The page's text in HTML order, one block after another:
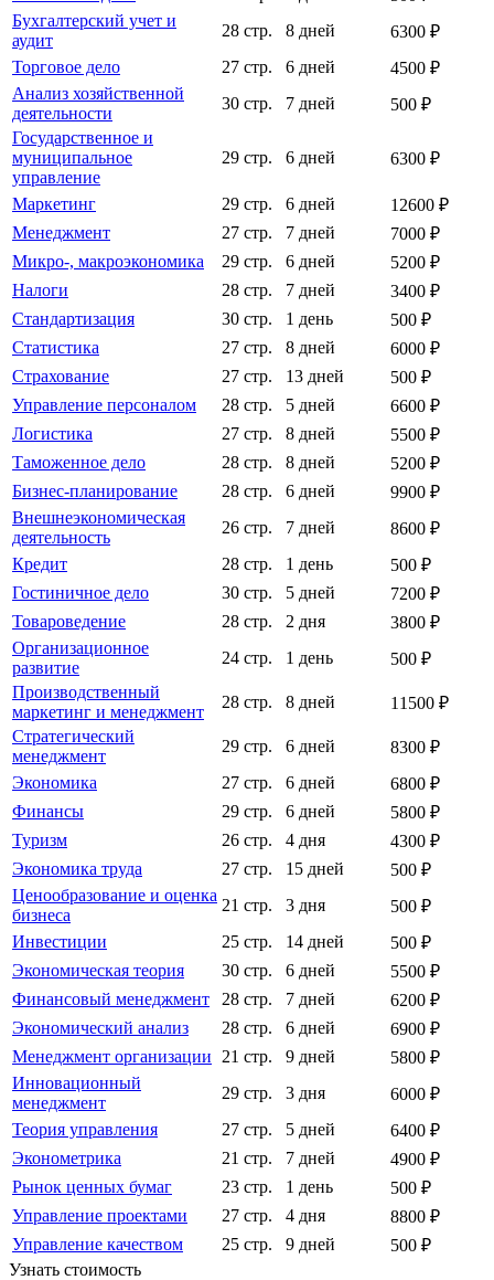
Бухгалтерский учет и
аудит
28 стр. 8 дней
6300 ₽
Торговое дело
27 стр. 6 дней
4500 ₽
Анализ хозяйственной
деятельности
30 стр. 7 дней
500 ₽
Государственное и
муниципальное
управление
29 стр. 6 дней 6300 ₽
Маркетинг 29 стр. 6 дней
12600 ₽
Менеджмент
27 стр. 7 дней
7000 ₽
Микро-, макроэкономика
29 стр. 6 дней
5200 ₽
Налоги
28 стр. 7 дней
3400 ₽
Стандартизация
30 стр. 1 день
500 ₽
Статистика
27 стр. 8 дней
6000 ₽
Страхование
27 стр. 13 дней
500 ₽
Управление персоналом
28 стр. 5 дней
6600 ₽
Логистика
27 стр. 8 дней
5500 ₽
Таможенное дело
28 стр. 8 дней
5200 ₽
Бизнес-планирование
28 стр. 6 дней
9900 ₽
Внешнеэкономическая
деятельность
26 стр. 7 дней
8600 ₽
Кредит
28 стр. 1 день
500 ₽
Гостиничное дело
30 стр. 5 дней
7200 ₽
Товароведение
28 стр. 2 дня
3800 ₽
Организационное
развитие
24 стр. 1 день
500 ₽
Производственный
маркетинг и менеджмент
28 стр. 8 дней
11500 ₽
Стратегический
менеджмент
29 стр. 6 дней
8300 ₽
Экономика
27 стр. 6 дней
6800 ₽
Финансы
29 стр. 6 дней
5800 ₽
Туризм
26 стр. 4 дня
4300 ₽
Экономика труда
27 стр. 15 дней
500 ₽
Ценообразование и оценка
бизнеса
21 стр. 3 дня
500 ₽
Инвестиции
25 стр. 14 дней
500 ₽
Экономическая теория
30 стр. 6 дней
5500 ₽
Финансовый менеджмент
28 стр. 7 дней
6200 ₽
Экономический анализ
28 стр. 6 дней
6900 ₽
Менеджмент организации
21 стр. 9 дней
5800 ₽
Инновационный
менеджмент
29 стр. 3 дня
6000 ₽
Теория управления
27 стр. 5 дней
6400 ₽
Эконометрика
21 стр. 7 дней
4900 ₽
Рынок ценных бумаг
23 стр. 1 день
500 ₽
Управление проектами
27 стр. 4 дня
8800 ₽
Управление качеством
25 стр. 9 дней
500 ₽
Узнать стоимость